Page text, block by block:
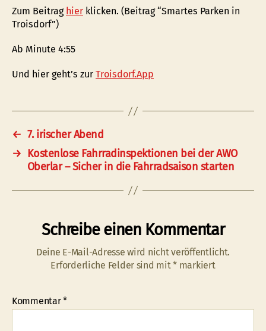
Zum Beitrag hier klicken. (Beitrag “Smartes Parken in
Troisdorf”)
Ab Minute 4:55
Und hier geht’s zur Troisdorf.App
← 7. irischer Abend
→ Kostenlose Fahrradinspektionen bei der AWO
Oberlar – Sicher in die Fahrradsaison starten
Schreibe einen Kommentar
Deine E-Mail-Adresse wird nicht veröffentlicht.
Erforderliche Felder sind mit* markiert
Kommentar*